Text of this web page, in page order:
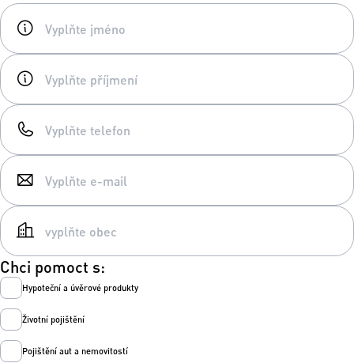
Chci pomoct s:
Hypoteční a úvěrové produkty
Životní pojištění
Pojištění aut a nemovitostí